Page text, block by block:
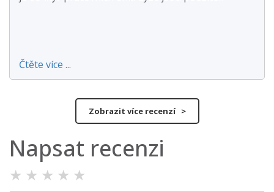
Čtěte více ...
Zobrazit více recenzí >
Napsat recenzi
★ ★ ★ ★ ★